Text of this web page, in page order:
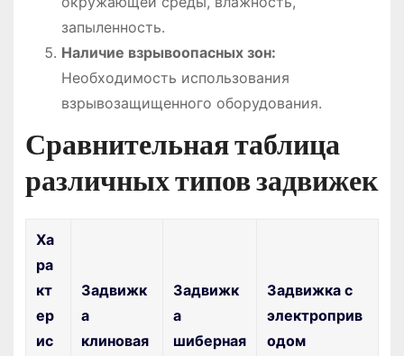
запыленность.
Наличие взрывоопасных зон:
Необходимость использования
взрывозащищенного оборудования.
Сравнительная таблица
различных типов задвижек
Ха
ра
кт
ер
ис
Задвижк
а
клиновая
Задвижк
а
шиберная
Задвижка с
электроприв
одом